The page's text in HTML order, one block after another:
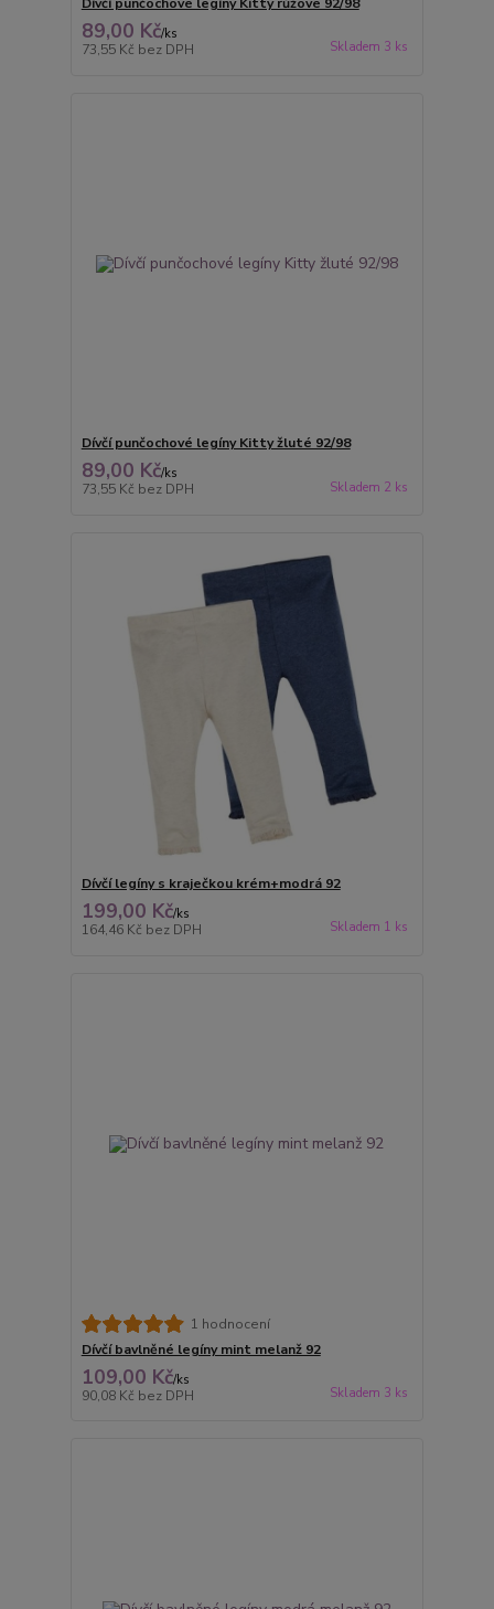
89,00 Kč/ks
73,55 Kč bez DPH Skladem 3 ks
Dívčí punčochové legíny Kitty žluté 92/98
89,00 Kč/ks
73,55 Kč bez DPH Skladem 2 ks
Dívčí legíny s kraječkou krém+modrá 92
199,00 Kč/ks
164,46 Kč bez DPH Skladem 1 ks
1 hodnocení
Dívčí bavlněné legíny mint melanž 92
109,00 Kč/ks
90,08 Kč bez DPH Skladem 3 ks